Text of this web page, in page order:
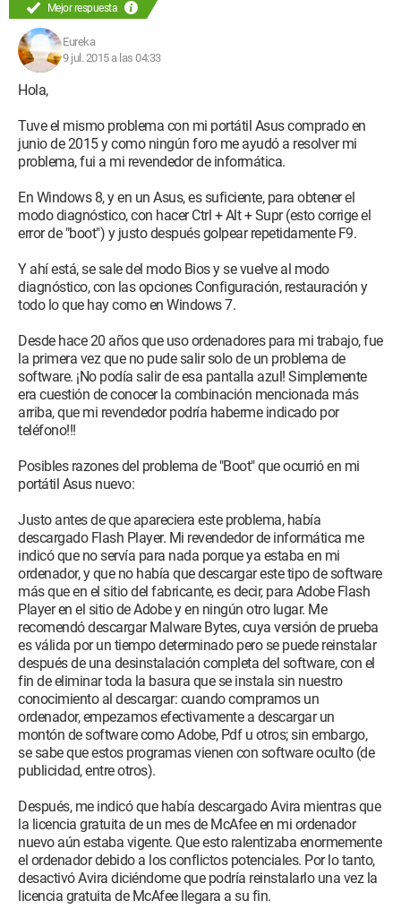
CD de instalación.
Al llegar a la pantalla de inicio del CD de instalación de
Windows 8, después de un buen minuto selecciono " Mi
idioma: francés ", luego el idioma a instalar, el formato horario
y el teclado, luego reparar el ordenador y varias opciones se
- Actualizar su PC que me dice: " La unidad donde está
instalado Windows está bloqueada. Desbloquee la unidad y
- Restablecer su PC que me dice: " No se puede restablecer su
PC. Falta una partición de unidad requerida." ( tampoco
Luego opciones avanzadas:
sistema, debe especificar la instalación de Windows para
restaurar. Reinicie el ordenador, seleccione un sistema
operativo y luego seleccione Restauración del sistema. " ( una
vez más, sin solución
- Reparación automática: " La reparación automática no pudo
Luego intenté reinstalar Windows 8 haciendo clic en " Instalar
problema:
" Cargar un controlador
Su computadora necesita un controlador de medio que falta.
Puede ser un controlador de disco DVD, disco USB o disco
duro. Si tiene un CD, DVD o una unidad flash USB que
contenga el controlador, insértelo ahora. "
Así que aquí estoy, realmente necesitaría ayuda, llevo con este
problema desde esta mañana y es imposible encontrar una
solución, especialmente porque ya no puedo usar mi
computadora.
Gracias de antemano.
Configuración:iPad / Safari 1.0
Mejor respuesta
Eureka
9 jul. 2015 a las 04:33
Hola,
Tuve el mismo problema con mi portátil Asus comprado en
junio de 2015 y como ningún foro me ayudó a resolver mi
problema, fui a mi revendedor de informática.
En Windows 8, y en un Asus, es suficiente, para obtener el
modo diagnóstico, con hacer Ctrl + Alt + Supr (esto corrige el
error de "boot") y justo después golpear repetidamente F9.
Y ahí está, se sale del modo Bios y se vuelve al modo
diagnóstico, con las opciones Configuración, restauración y
todo lo que hay como en Windows 7.
Desde hace 20 años que uso ordenadores para mi trabajo, fue
la primera vez que no pude salir solo de un problema de
software. ¡No podía salir de esa pantalla azul! Simplemente
era cuestión de conocer la combinación mencionada más
arriba, que mi revendedor podría haberme indicado por
teléfono!!!
Posibles razones del problema de "Boot" que ocurrió en mi
portátil Asus nuevo:
Justo antes de que apareciera este problema, había
descargado Flash Player. Mi revendedor de informática me
indicó que no servía para nada porque ya estaba en mi
ordenador, y que no había que descargar este tipo de software
más que en el sitio del fabricante, es decir, para Adobe Flash
Player en el sitio de Adobe y en ningún otro lugar. Me
recomendó descargar Malware Bytes, cuya versión de prueba
es válida por un tiempo determinado pero se puede reinstalar
después de una desinstalación completa del software, con el
fin de eliminar toda la basura que se instala sin nuestro
conocimiento al descargar: cuando compramos un
ordenador, empezamos efectivamente a descargar un
montón de software como Adobe, Pdf u otros; sin embargo,
se sabe que estos programas vienen con software oculto (de
publicidad, entre otros).
Después, me indicó que había descargado Avira mientras que
la licencia gratuita de un mes de McAfee en mi ordenador
nuevo aún estaba vigente. Que esto ralentizaba enormemente
el ordenador debido a los conflictos potenciales. Por lo tanto,
desactivó Avira diciéndome que podría reinstalarlo una vez la
licencia gratuita de McAfee llegara a su fin.